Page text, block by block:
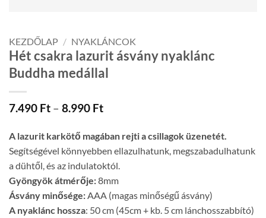
KEZDŐLAP / NYAKLÁNCOK
Hét csakra lazurit ásvány nyaklánc
Buddha medállal
7.490 Ft – 8.990 FtÁrtartomány:
8.990 Ft
A lazurit karkötő magában rejti a csillagok üzenetét.
Segítségével könnyebben ellazulhatunk, megszabadulhatunk
a dühtől, és az indulatoktól.
Gyöngyök átmérője:8mm
Ásvány minősége: AAA (magas minőségű ásvány)
A nyaklánc hossza: 50 cm (45cm + kb. 5 cm lánchosszabbító)